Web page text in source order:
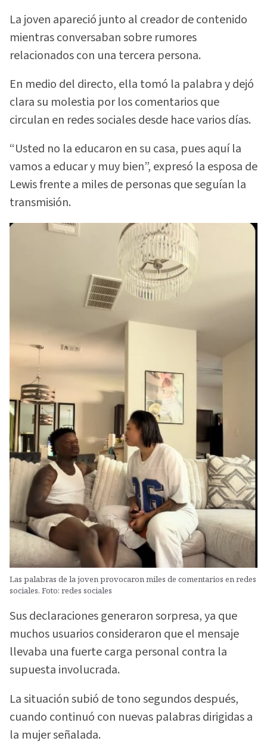
La joven apareció junto al creador de contenido
mientras conversaban sobre rumores
relacionados con una tercera persona.
En medio del directo, ella tomó la palabra y dejó
clara su molestia por los comentarios que
circulan en redes sociales desde hace varios días.
“Usted no la educaron en su casa, pues aquí la
vamos a educar y muy bien”, expresó la esposa de
Lewis frente a miles de personas que seguían la
transmisión.
Las palabras de la joven provocaron miles de comentarios en redes
sociales. Foto: redes sociales
Sus declaraciones generaron sorpresa, ya que
muchos usuarios consideraron que el mensaje
llevaba una fuerte carga personal contra la
supuesta involucrada.
La situación subió de tono segundos después,
cuando continuó con nuevas palabras dirigidas a
la mujer señalada.